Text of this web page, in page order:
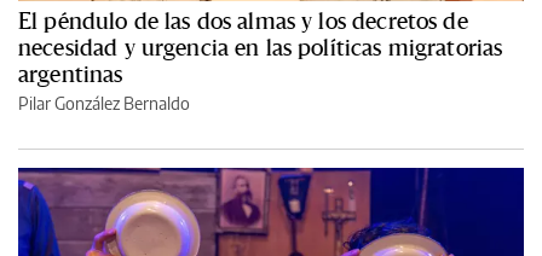
El péndulo de las dos almas y los decretos de
necesidad y urgencia en las políticas migratorias
argentinas
Pilar González Bernaldo